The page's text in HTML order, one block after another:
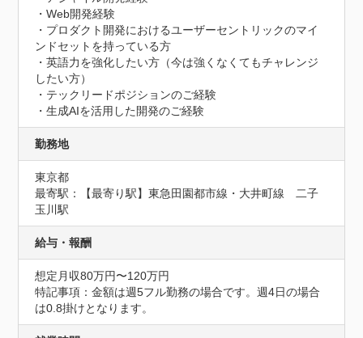
・Web開発経験
・プロダクト開発におけるユーザーセントリックのマイ
ンドセットを持っている方
・英語力を強化したい方（今は強くなくてもチャレンジ
したい方）
・テックリードポジションのご経験
・生成AIを活用した開発のご経験
勤務地
東京都
最寄駅：【最寄り駅】東急田園都市線・大井町線　二子
玉川駅
給与・報酬
想定月収80万円〜120万円
特記事項：金額は週5フル勤務の場合です。週4日の場合
は0.8掛けとなります。